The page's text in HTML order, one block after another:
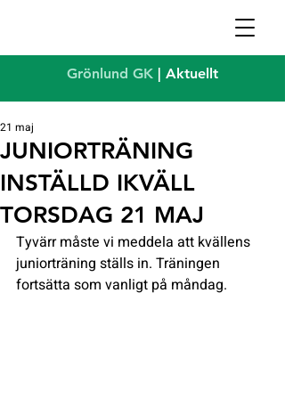
Grönlund GK | Aktuellt
JUNIORTRÄNING
INSTÄLLD IKVÄLL
TORSDAG 21 MAJ
21 maj
Tyvärr måste vi meddela att kvällens
juniorträning ställs in. Träningen
fortsätta som vanligt på måndag.